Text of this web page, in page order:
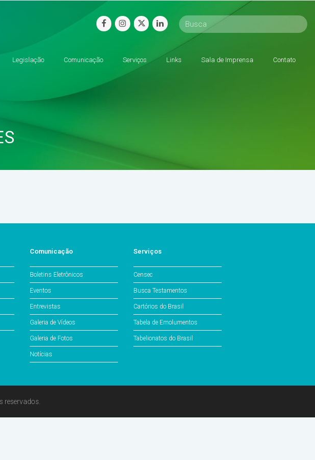
facebookinstagram
twitterlinkedin
Legislação Comunicação Serviços Links Sala de Imprensa Contato
Comunicação
Boletins Eletrônicos
Eventos
Entrevistas
Galeria de Vídeos
Galeria de Fotos
Notícias
Serviços
Censec
Busca Testamentos
Cartórios do Brasil
Tabela de Emolumentos
Tabelionatos do Brasil
reservados.